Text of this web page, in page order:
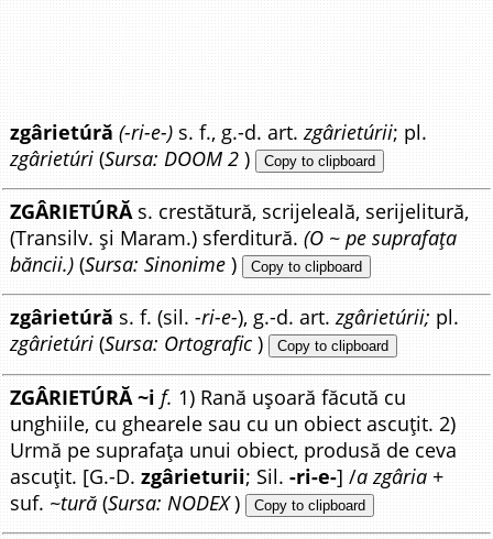
zgârietúră (-ri-e-) s. f., g.-d. art.zgârietúrii; pl.
zgârietúri (Sursa: DOOM 2 ) Copy to clipboard
ZGÂRIETÚRĂs. crestătură, scrijeleală, serijelitură,
(Transilv. și Maram.) sferditură.(O ~ pe suprafața
băncii.) (Sursa: Sinonime ) Copy to clipboard
zgârietúră s. f. (sil.-ri-e-), g.-d. art.zgârietúrii; pl.
zgârietúri (Sursa: Ortografic ) Copy to clipboard
ZGÂRIETÚRĂ ~i f. 1) Rană ușoară făcută cu
unghiile, cu ghearele sau cu un obiect ascuțit. 2)
Urmă pe suprafața unui obiect, produsă de ceva
ascuțit. [G.-D.zgârieturii; Sil.-ri-e-] /a zgâria +
suf. ~tură (Sursa: NODEX) Copy to clipboard